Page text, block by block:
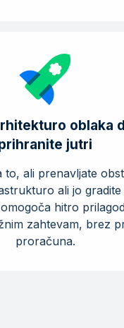
oblaka
jutri
to, ali prenavljate
ali jo
hitro
zahtevam, brez
proračuna.